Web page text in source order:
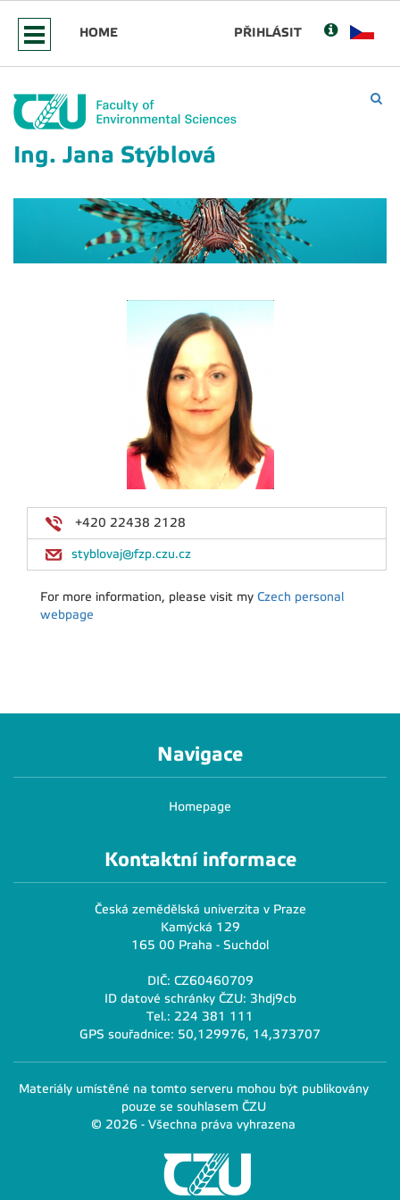
HOME PŘIHLÁSIT
Ing. Jana Stýblová
+420 22438 2128
styblovaj@fzp.czu.cz
For more information, please visit my Czech personal
webpage
Navigace
Homepage
Kontaktní informace
Česká zemědělská univerzita v Praze
Kamýcká 129
165 00 Praha - Suchdol
DIČ: CZ60460709
ID datové schránky ČZU: 3hdj9cb
Tel.: 224 381 111
GPS souřadnice: 50,129976, 14,373707
Materiály umístěné na tomto serveru mohou být publikovány
pouze se souhlasem ČZU
© 2026 - Všechna práva vyhrazena